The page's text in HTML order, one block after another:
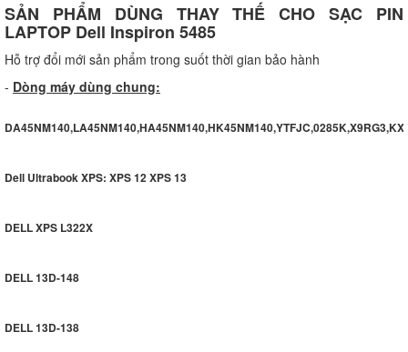
SẢN PHẨM DÙNG THAY THẾ CHO SẠC PIN
LAPTOP Dell Inspiron 5485
Hỗ trợ đổi mới sản phẩm trong suốt thời gian bảo hành
- Dòng máy dùng chung:
Dell Ultrabook XPS: XPS 12 XPS 13
DELL XPS L322X
DELL 13D-148
DELL 13D-138